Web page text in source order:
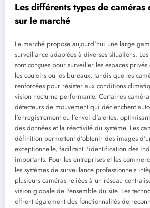
Les différents types de caméras
sur le marché
Le marché propose aujourd'hui une large
surveillance adaptées à diverses situations.
sont conçues pour surveiller les espaces privés
les couloirs ou les bureaux, tandis que les
renforcées pour résister aux conditions
vision nocturne performante. Certaines
détecteurs de mouvement qui déclenchent
l'enregistrement ou l'envoi d'alertes,
des données et la réactivité du système. Les
définition permettent d'obtenir des images
exceptionnelle, facilitant l'identification des
importants. Pour les entreprises et les
les systèmes de surveillance professionnels
plusieurs caméras reliées à un réseau
vision globale de l'ensemble du site. Les
offrent également des fonctionnalités de